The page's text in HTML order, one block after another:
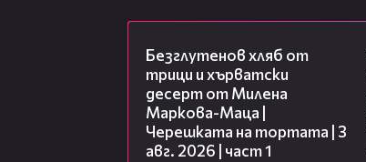
Безглутенов хляб от
трици и хърватски
десерт от Милена
Маркова-Маца |
Черешката на тортата | 3
авг. 2026 | част 1